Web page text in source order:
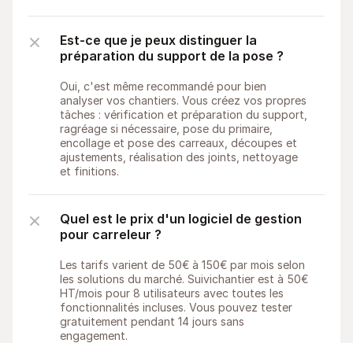
Est-ce que je peux distinguer la
préparation du support de la pose ?
Oui, c'est même recommandé pour bien
analyser vos chantiers. Vous créez vos propres
tâches : vérification et préparation du support,
ragréage si nécessaire, pose du primaire,
encollage et pose des carreaux, découpes et
ajustements, réalisation des joints, nettoyage
et finitions.
Quel est le prix d'un logiciel de gestion
pour carreleur ?
Les tarifs varient de 50€ à 150€ par mois selon
les solutions du marché. Suivichantier est à 50€
HT/mois pour 8 utilisateurs avec toutes les
fonctionnalités incluses. Vous pouvez tester
gratuitement pendant 14 jours sans
engagement.